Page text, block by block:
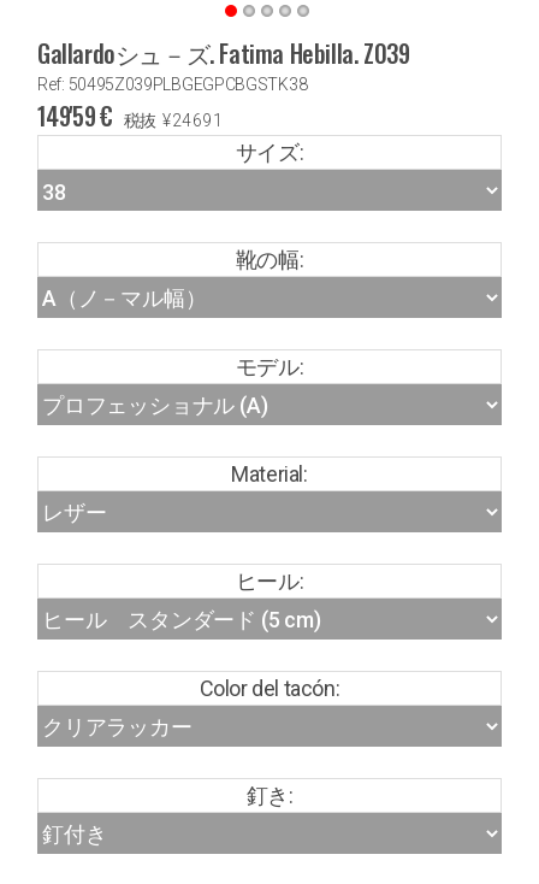
Gallardoシュ－ズ. Fatima Hebilla. Z039
Ref: 50495Z039PLBGEGPCBGSTK38
149'59€ 税抜 ¥24691
サイズ:
靴の幅:
モデル:
Material:
ヒール:
Color del tacón:
釘き: